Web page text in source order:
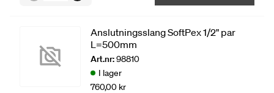
Anslutningsslang SoftPex 1/2" par
L=500mm
Art.nr:98810
I lager
760,00 kr